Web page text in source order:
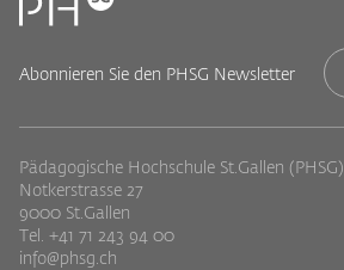
Abonnieren Sie den PHSG Newsletter
Pädagogische Hochschule St.Gallen (PHSG)
Notkerstrasse 27
9000 St.Gallen
Tel. +41 71 243 94 00
info@phsg.ch